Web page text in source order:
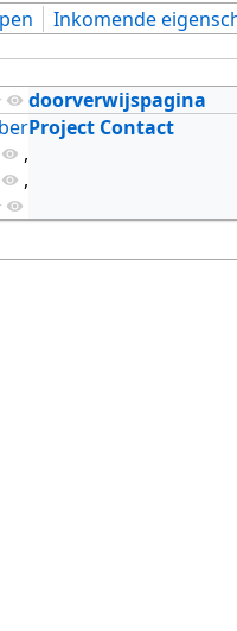
Inkomende
doorverwijspagina
Project Contact
,
,